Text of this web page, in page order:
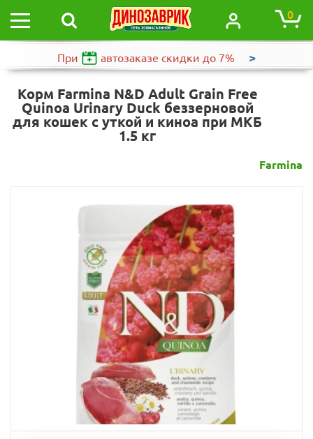
0
При автозаказе скидки до 7% >
Корм Farmina N&D Adult Grain Free
Quinoa Urinary Duck беззерновой
для кошек с уткой и киноа при МКБ
1.5 кг
Farmina